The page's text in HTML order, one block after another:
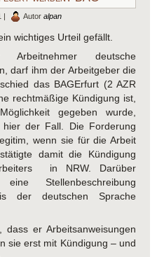
| Autor alpan
wichtiges Urteil gefällt.
deutsche
darf ihm der Arbeitgeber die
das BAGErfurt (2 AZR
rechtmäßige Kündigung ist,
gegeben wurde,
der Fall. Die Forderung
wenn sie für die Arbeit
damit die Kündigung
in NRW. Darüber
Stellenbeschreibung
der deutschen Sprache
dass er Arbeitsanweisungen
sie erst mit Kündigung – und